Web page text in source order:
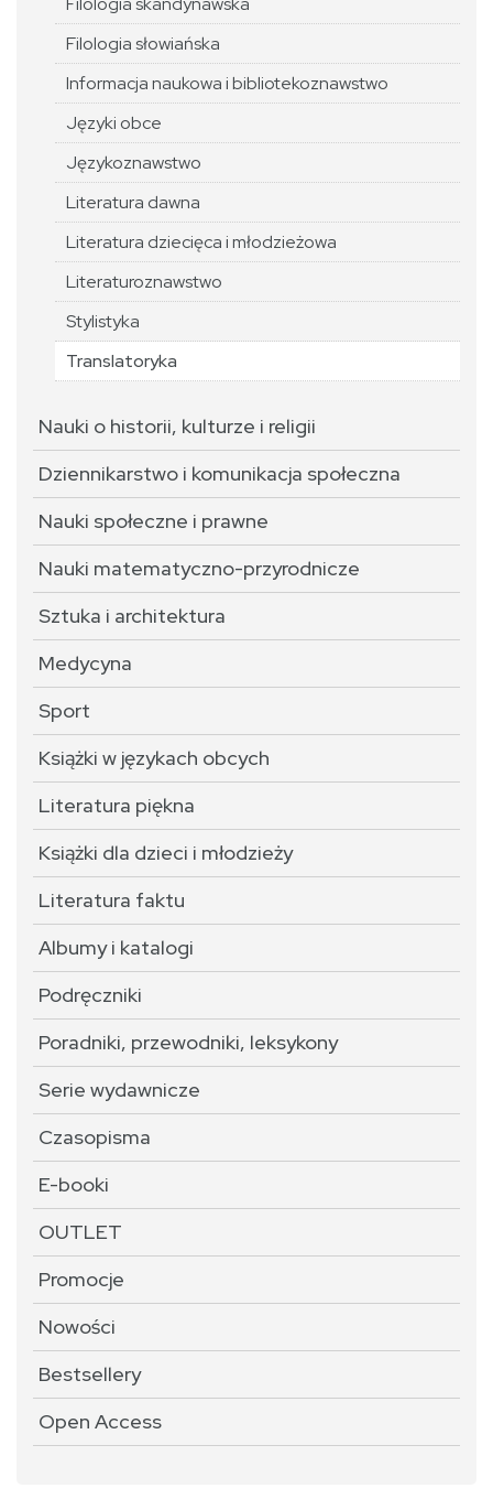
Filologia słowiańska
Informacja naukowa i bibliotekoznawstwo
Języki obce
Językoznawstwo
Literatura dawna
Literatura dziecięca i młodzieżowa
Literaturoznawstwo
Stylistyka
Translatoryka
Nauki o historii, kulturze i religii
Dziennikarstwo i komunikacja społeczna
Nauki społeczne i prawne
Nauki matematyczno-przyrodnicze
Sztuka i architektura
Medycyna
Sport
Książki w językach obcych
Literatura piękna
Książki dla dzieci i młodzieży
Literatura faktu
Albumy i katalogi
Podręczniki
Poradniki, przewodniki, leksykony
Serie wydawnicze
Czasopisma
E-booki
OUTLET
Promocje
Nowości
Bestsellery
Open Access